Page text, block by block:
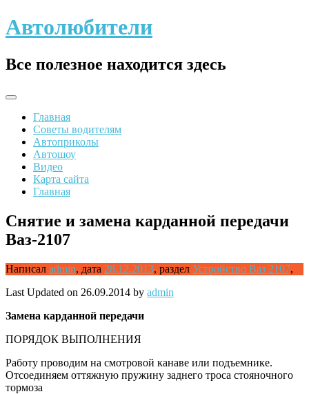
Skip
to
Автолюбители
Все полезное находится здесь
Главная
Советы водителям
Автоприколы
Автошоу
Видео
Карта сайта
Главная
Снятие и замена карданной передачи
Ваз-2107
Написал admin, дата 28.12.2013, раздел Устройство Ваз 2107,
Last Updated on 26.09.2014 by admin
Замена карданной передачи
ПОРЯДОК ВЫПОЛНЕНИЯ
Работу проводим на смотровой канаве или подъемнике.
Отсоединяем оттяжную пружину заднего троса стояночного
тормоза